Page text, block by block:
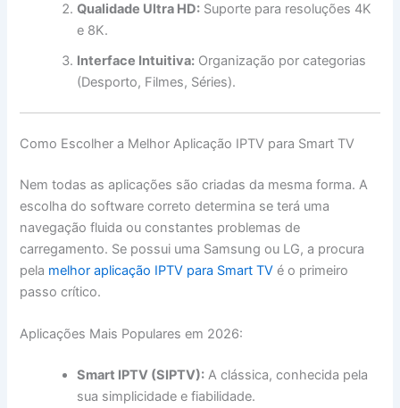
Qualidade Ultra HD: Suporte para resoluções 4K
e 8K.
Interface Intuitiva: Organização por categorias
(Desporto, Filmes, Séries).
Como Escolher a Melhor Aplicação IPTV para Smart TV
Nem todas as aplicações são criadas da mesma forma. A
escolha do software correto determina se terá uma
navegação fluida ou constantes problemas de
carregamento. Se possui uma Samsung ou LG, a procura
pela melhor aplicação IPTV para Smart TV é o primeiro
passo crítico.
Aplicações Mais Populares em 2026:
Smart IPTV (SIPTV): A clássica, conhecida pela
sua simplicidade e fiabilidade.